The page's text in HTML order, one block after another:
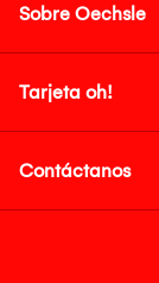
Sobre Oechsle
Tarjeta oh!
Contáctanos